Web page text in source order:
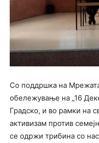
Со поддршка на
обележување на „16
Градско, и во рамки на
активизам против
се одржи трибина со